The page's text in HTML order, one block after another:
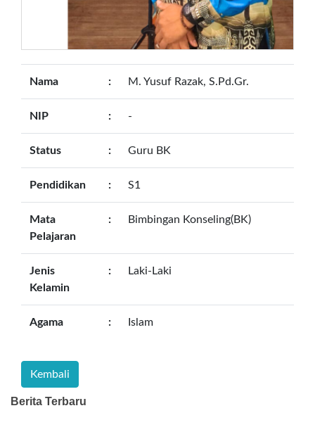
Nama : M. Yusuf Razak, S.Pd.Gr.
NIP : -
Status : Guru BK
Pendidikan : S1
Mata
Pelajaran
: Bimbingan Konseling(BK)
Jenis
Kelamin
: Laki-Laki
Agama : Islam
Berita Terbaru